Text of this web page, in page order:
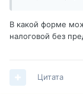
В какой форме
налоговой без
Цитата